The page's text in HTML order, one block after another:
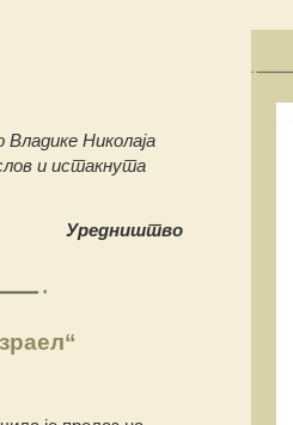
Николаја
и истакнута
Уредништво